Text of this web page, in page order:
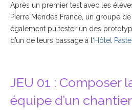
Après un premier test avec les
Pierre Mendes France, un groupe
également pu tester un des
d’un de leurs passage à l ‘Hôtel
JEU 01 : Composer
équipe d’un chantier